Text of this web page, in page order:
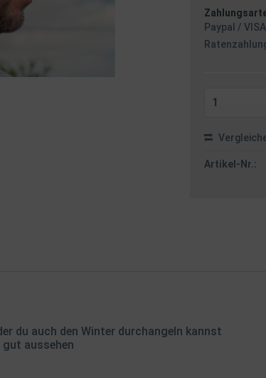
Paypal /
Artikel-Nr.:
du auch den Winter durchangeln kannst
gut aussehen